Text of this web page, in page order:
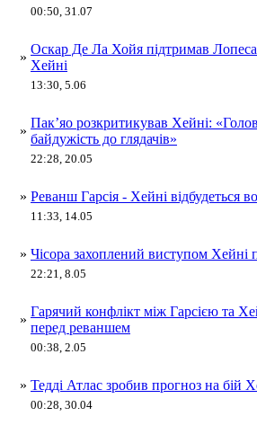
00:50, 31.07
»
Оскар Де Ла Хойя підтримав Лопеса
Хейні
13:30, 5.06
»
Пак’яо розкритикував Хейні:
байдужість до глядачів»
22:28, 20.05
» Реванш Гарсія - Хейні відбудеться
11:33, 14.05
» Чісора захоплений виступом Хейні
22:21, 8.05
»
Гарячий конфлікт між Гарсією та
перед реваншем
00:38, 2.05
» Тедді Атлас зробив прогноз на бій
00:28, 30.04